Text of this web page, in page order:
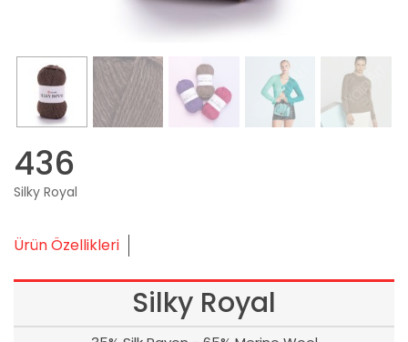
436
Silky Royal
Ürün Özellikleri
Silky Royal